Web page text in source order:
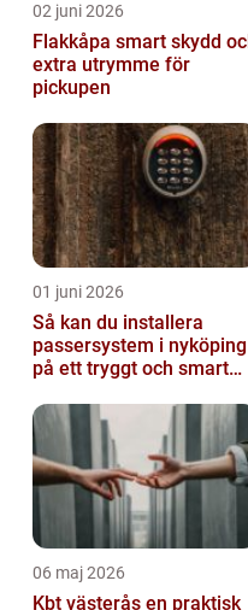
02 juni 2026
Flakkåpa smart skydd och
extra utrymme för
pickupen
01 juni 2026
Så kan du installera
passersystem i nyköping
på ett tryggt och smart
06 maj 2026
Kbt västerås en praktisk